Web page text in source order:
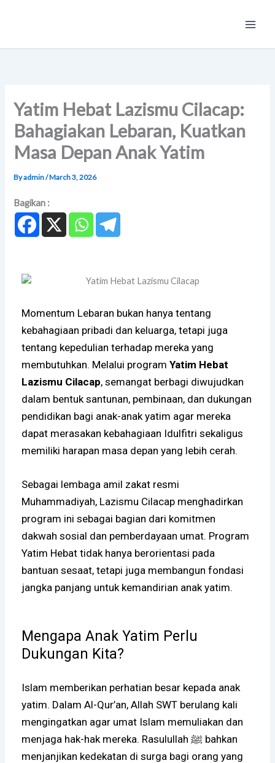
Menu
Yatim Hebat Lazismu Cilacap:
Bahagiakan Lebaran, Kuatkan
Masa Depan Anak Yatim
Byadmin/March 3, 2026
Bagikan :
Momentum Lebaran bukan hanya tentang
kebahagiaan pribadi dan keluarga, tetapi juga
tentang kepedulian terhadap mereka yang
membutuhkan. Melalui programYatim Hebat
Lazismu Cilacap, semangat berbagi diwujudkan
dalam bentuk santunan, pembinaan, dan dukungan
pendidikan bagi anak-anak yatim agar mereka
dapat merasakan kebahagiaan Idulfitri sekaligus
memiliki harapan masa depan yang lebih cerah.
Sebagai lembaga amil zakat resmi
Muhammadiyah, Lazismu Cilacap menghadirkan
program ini sebagai bagian dari komitmen
dakwah sosial dan pemberdayaan umat. Program
Yatim Hebat tidak hanya berorientasi pada
bantuan sesaat, tetapi juga membangun fondasi
jangka panjang untuk kemandirian anak yatim.
Mengapa Anak Yatim Perlu
Dukungan Kita?
Islam memberikan perhatian besar kepada anak
yatim. Dalam Al-Qur’an, Allah SWT berulang kali
mengingatkan agar umat Islam memuliakan dan
menjaga hak-hak mereka. Rasulullah ﷺ bahkan
menjanjikan kedekatan di surga bagi orang yang